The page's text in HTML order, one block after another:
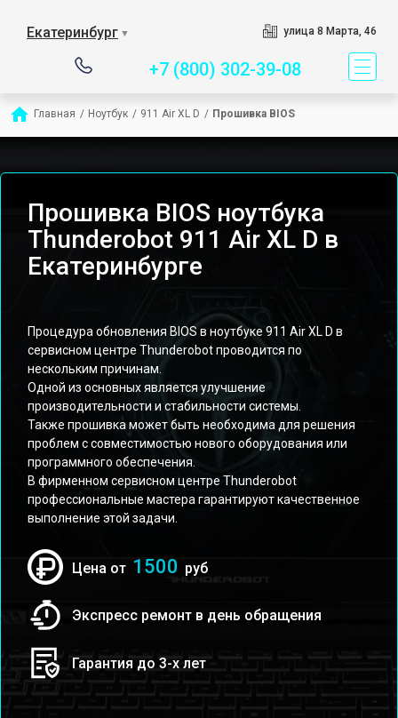
Екатеринбург ▼ улица 8 Марта, 46
+7 (800) 302-39-08
Главная / Ноутбук / 911 Air XL D / Прошивка BIOS
Прошивка BIOS ноутбука
Thunderobot 911 Air XL D в
Екатеринбурге
Процедура обновления BIOS в ноутбуке 911 Air XL D в
сервисном центре Thunderobot проводится по
нескольким причинам.
Одной из основных является улучшение
производительности и стабильности системы.
Также прошивка может быть необходима для решения
проблем с совместимостью нового оборудования или
программного обеспечения.
В фирменном сервисном центре Thunderobot
профессиональные мастера гарантируют качественное
выполнение этой задачи.
Цена от 1500 руб
Экспресс ремонт в день обращения
Гарантия до 3-х лет